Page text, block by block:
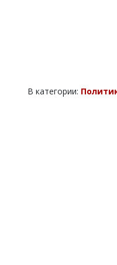
откриетеВ категории: